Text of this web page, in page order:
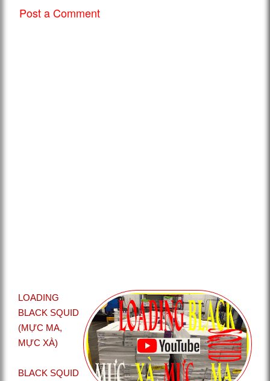
Post a Comment
LOADING
BLACK SQUID
(MỰC MA,
MỰC XÀ)
BLACK SQUID